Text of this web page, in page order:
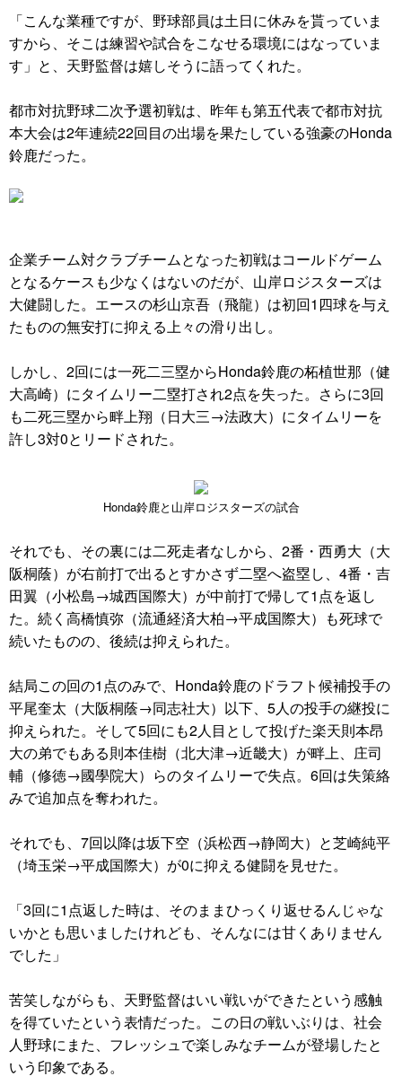
「こんな業種ですが、野球部員は土日に休みを貰っていま
すから、そこは練習や試合をこなせる環境にはなっていま
す」と、天野監督は嬉しそうに語ってくれた。
都市対抗野球二次予選初戦は、昨年も第五代表で都市対抗
本大会は2年連続22回目の出場を果たしている強豪のHonda
鈴鹿だった。
企業チーム対クラブチームとなった初戦はコールドゲーム
となるケースも少なくはないのだが、山岸ロジスターズは
大健闘した。エースの杉山京吾（飛龍）は初回1四球を与え
たものの無安打に抑える上々の滑り出し。
しかし、2回には一死二三塁からHonda鈴鹿の柘植世那（健
大高崎）にタイムリー二塁打され2点を失った。さらに3回
も二死三塁から畔上翔（日大三→法政大）にタイムリーを
許し3対0とリードされた。
Honda鈴鹿と山岸ロジスターズの試合
それでも、その裏には二死走者なしから、2番・西勇大（大
阪桐蔭）が右前打で出るとすかさず二塁へ盗塁し、4番・吉
田翼（小松島→城西国際大）が中前打で帰して1点を返し
た。続く高橋慎弥（流通経済大柏→平成国際大）も死球で
続いたものの、後続は抑えられた。
結局この回の1点のみで、Honda鈴鹿のドラフト候補投手の
平尾奎太（大阪桐蔭→同志社大）以下、5人の投手の継投に
抑えられた。そして5回にも2人目として投げた楽天則本昂
大の弟でもある則本佳樹（北大津→近畿大）が畔上、庄司
輔（修徳→國學院大）らのタイムリーで失点。6回は失策絡
みで追加点を奪われた。
それでも、7回以降は坂下空（浜松西→静岡大）と芝崎純平
（埼玉栄→平成国際大）が0に抑える健闘を見せた。
「3回に1点返した時は、そのままひっくり返せるんじゃな
いかとも思いましたけれども、そんなには甘くありません
でした」
苦笑しながらも、天野監督はいい戦いができたという感触
を得ていたという表情だった。この日の戦いぶりは、社会
人野球にまた、フレッシュで楽しみなチームが登場したと
いう印象である。